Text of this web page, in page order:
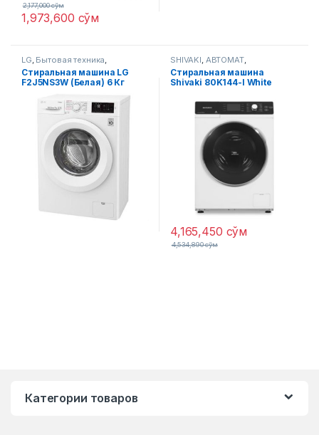
1,973,600 сўм
2,177,000сўм
LG Бытовая техника
Стиральные машины
Стиральная машина LG
F2J5NS3W (Белая) 6 Кг
SHIVAKI АВТОМАТ,
Стиральные машины
Стиральная машина
Shivaki 80K144-I White
4,165,450 сўм
4,534,890сўм
Категории товаров